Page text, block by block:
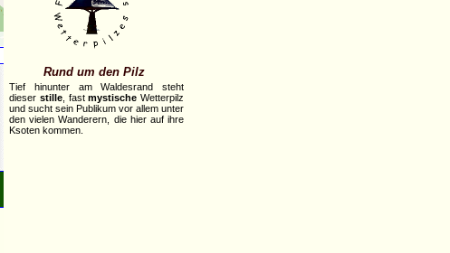
Rund um den Pilz
Tief hinunter am Waldesrand steht
dieser stille, fastmystische Wetterpilz
und sucht sein Publikum vor allem unter
den vielen Wanderern, die hier auf ihre
Ksoten kommen.